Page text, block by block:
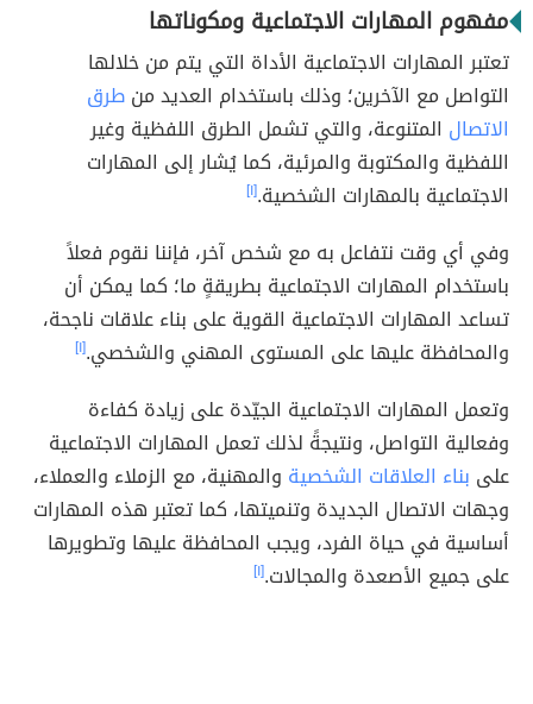
مفهوم المهارات الاجتماعية ومكوناتها
تعتبر المهارات الاجتماعية الأداة التي يتم من خلالها
التواصل مع الآخرين؛ وذلك باستخدام العديد منطرق
الاتصال المتنوعة، والتي تشمل الطرق اللفظية وغير
اللفظية والمكتوبة والمرئية، كما يُشار إلى المهارات
الاجتماعية بالمهارات الشخصية.[١]
وفي أي وقت نتفاعل به مع شخص آخر، فإننا نقوم فعلاً
باستخدام المهارات الاجتماعية بطريقةٍ ما؛ كما يمكن أن
تساعد المهارات الاجتماعية القوية على بناء علاقات ناجحة،
والمحافظة عليها على المستوى المهني والشخصي.[١]
وتعمل المهارات الاجتماعية الجيّدة على زيادة كفاءة
وفعالية التواصل، ونتيجةً لذلك تعمل المهارات الاجتماعية
على بناء العلاقات الشخصية والمهنية، مع الزملاء والعملاء،
وجهات الاتصال الجديدة وتنميتها، كما تعتبر هذه المهارات
أساسية في حياة الفرد، ويجب المحافظة عليها وتطويرها
على جميع الأصعدة والمجالات.[١]